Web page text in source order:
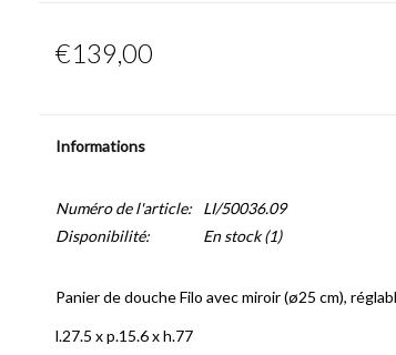
€139,00
Informations
Numéro de l'article:
LI/50036.09
Disponibilité:
En stock(1)
Panier de douche Filo avec miroir (ø25 cm),
l.27.5 x p.15.6 x h.77